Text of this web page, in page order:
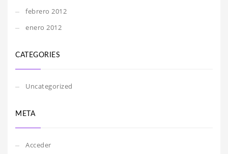
febrero 2012
enero 2012
CATEGORIES
Uncategorized
META
Acceder